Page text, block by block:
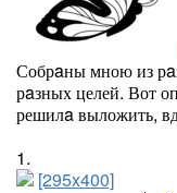
Собрaны мною из
рaзных целей. Вот
решилa выложить,
1.
[295x400]